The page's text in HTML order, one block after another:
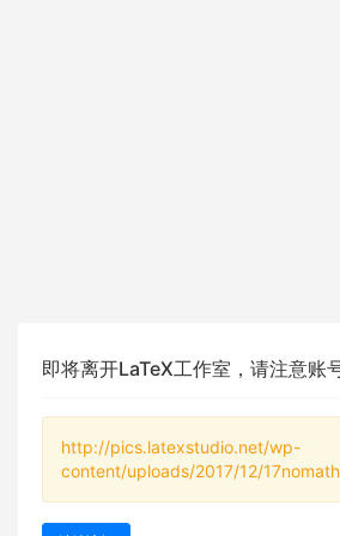
即将离开LaTeX工作室，请注意账
http://pics.latexstudio.net/wp-
content/uploads/2017/12/